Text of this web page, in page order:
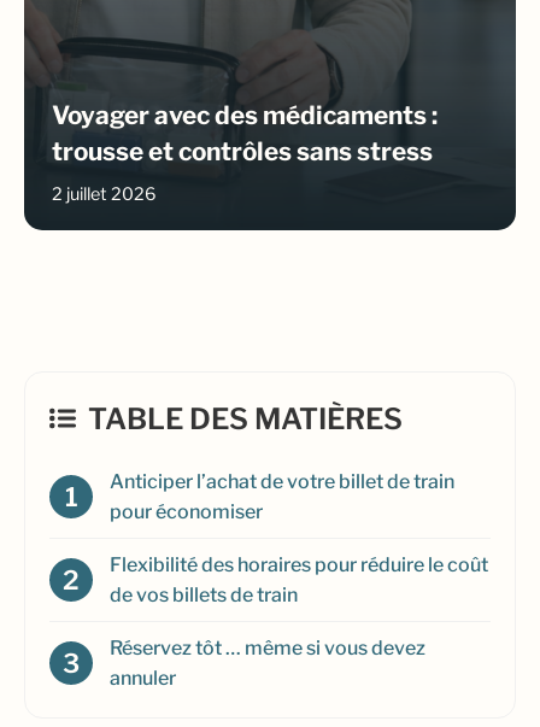
Voyager avec des médicaments :
trousse et contrôles sans stress
2 juillet 2026
TABLE DES MATIÈRES
Anticiper l’achat de votre billet de train
pour économiser
Flexibilité des horaires pour réduire le coût
de vos billets de train
Réservez tôt … même si vous devez
annuler